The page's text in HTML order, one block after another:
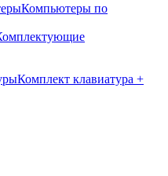
Компьютеры по
Комплект клавиатура +